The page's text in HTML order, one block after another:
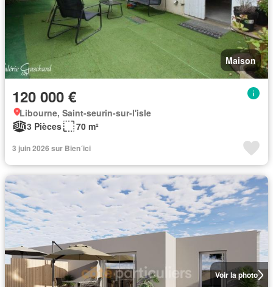
Maison
120 000 €
Libourne, Saint-seurin-sur-l'isle
3 Pièces
70 m²
3 juin 2026 sur Bien´ici
Voir la photo